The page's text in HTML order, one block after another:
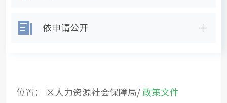
依申请公开
位置： 区人力资源社会保障局/政策文件